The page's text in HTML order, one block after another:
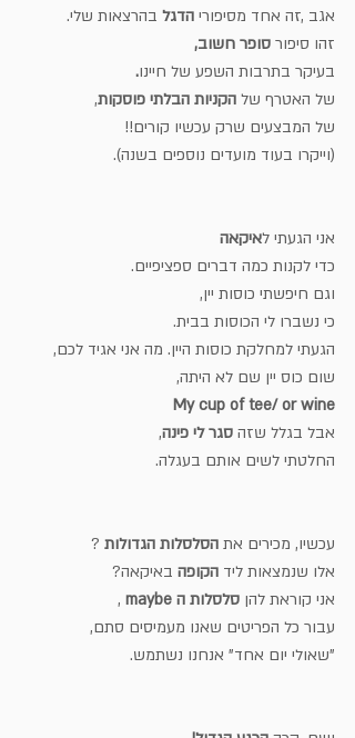
אגב ,זה אחד מסיפורי הדגל בהרצאות שלי.
זהו סיפור סופר חשוב,
בעיקר בתרבות השפע של חיינו.
של האטרף של הקניות הבלתי פוסקות,
של המבצעים שרק עכשיו קורים!!
(וייקרו בעוד מועדים נוספים בשנה).
אני הגעתי לאיקאה
כדי לקנות כמה דברים ספציפיים.
וגם חיפשתי כוסות יין,
כי נשברו לי הכוסות בבית.
הגעתי למחלקת כוסות היין. מה אני אגיד לכם,
שום כוס יין שם לא היתה,
My cup of tee/ or wine
אבל בגלל שזה סגר לי פינה,
החלטתי לשים אותם בעגלה.
עכשיו, מכירים את הסלסלות הגדולות ?
אלו שנמצאות ליד הקופה באיקאה?
אני קוראת להן סלסלות ה maybe
,
עבור כל הפריטים שאנו מעמיסים סתם,
"שאולי יום אחד" אנחנו נשתמש.